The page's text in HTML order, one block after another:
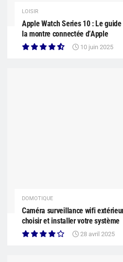
LOISIR
Apple Watch Series 10 : Le
la montre connectée d’Apple
10 juin 2025
DOMOTIQUE
Caméra surveillance wifi
choisir et installer votre système
28 avril 2025